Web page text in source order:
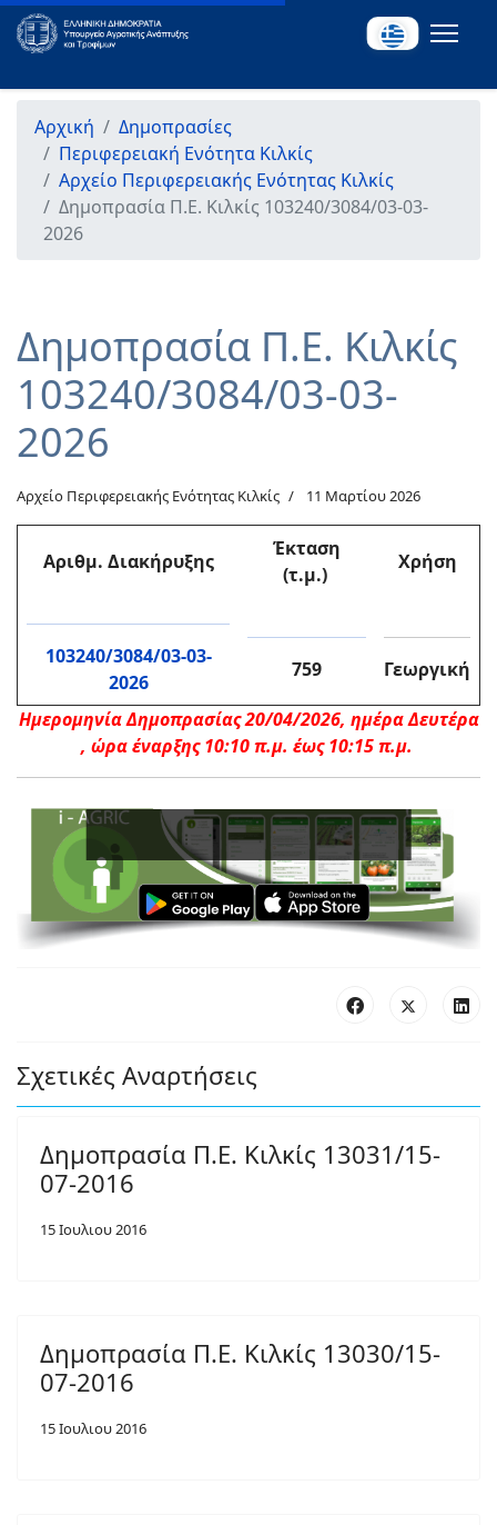
Αρχική
Δημοπρασίες
Περιφερειακή Ενότητα Κιλκίς
Αρχείο Περιφερειακής Ενότητας Κιλκίς
Δημοπρασία Π.Ε. Κιλκίς 103240/3084/03-03-
2026
Δημοπρασία Π.Ε. Κιλκίς
103240/3084/03-03-
2026
Αρχείο Περιφερειακής Ενότητας Κιλκίς 11 Μαρτίου 2026
Αριθμ. Διακήρυξης
Έκταση
(τ.μ.)
Χρήση
103240/3084/03-03-
2026
759 Γεωργική
Ημερομηνία Δημοπρασίας 20/04/2026, ημέρα Δευτέρα
, ώρα έναρξης 10:10 π.μ. έως 10:15 π.μ.
Σχετικές Αναρτήσεις
Δημοπρασία Π.Ε. Κιλκίς 13031/15-
07-2016
15 Ιουλιου 2016
Δημοπρασία Π.Ε. Κιλκίς 13030/15-
07-2016
15 Ιουλιου 2016